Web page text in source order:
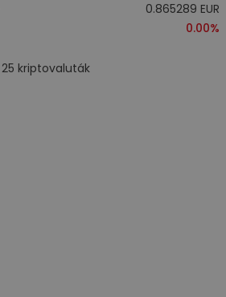
0.865289 EUR
0.00%
25 kriptovaluták